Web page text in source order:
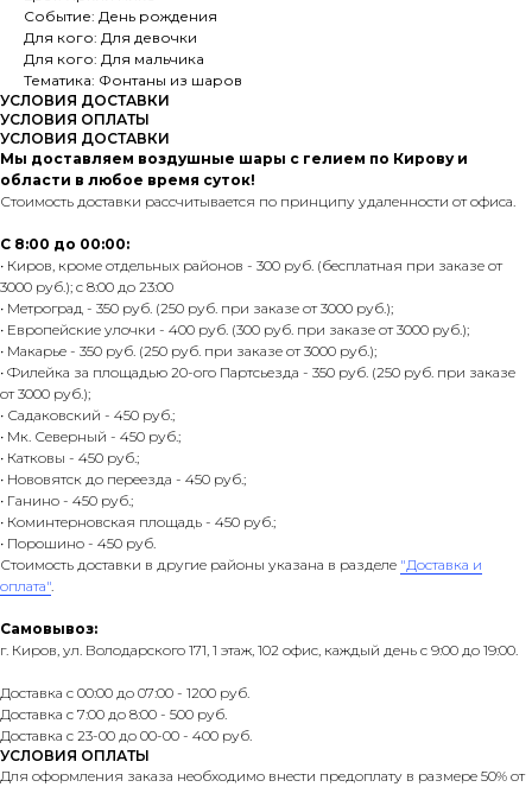
Событие: День рождения
Для кого: Для девочки
Для кого: Для мальчика
Тематика: Фонтаны из шаров
УСЛОВИЯ ДОСТАВКИ
УСЛОВИЯ ОПЛАТЫ
УСЛОВИЯ ДОСТАВКИ
Мы доставляем воздушные шары с гелием по Кирову и
области в любое время суток!
Стоимость доставки рассчитывается по принципу удаленности от офиса.
С 8:00 до 00:00:
• Киров, кроме отдельных районов - 300 руб. (бесплатная при заказе от
3000 руб.); с 8:00 до 23:00
• Метроград - 350 руб. (250 руб. при заказе от 3000 руб.);
• Европейские улочки - 400 руб. (300 руб. при заказе от 3000 руб.);
• Макарье - 350 руб. (250 руб. при заказе от 3000 руб.);
• Филейка за площадью 20-ого Партсьезда - 350 руб. (250 руб. при заказе
от 3000 руб.);
• Садаковский - 450 руб.;
• Мк. Северный - 450 руб.;
• Катковы - 450 руб.;
• Нововятск до переезда - 450 руб.;
• Ганино - 450 руб.;
• Коминтерновская площадь - 450 руб.;
• Порошино - 450 руб.
Стоимость доставки в другие районы указана в разделе "Доставка и
оплата".
Самовывоз:
г. Киров, ул. Володарского 171, 1 этаж, 102 офис, каждый день с 9:00 до 19:00.
Доставка с 00:00 до 07:00 - 1200 руб.
Доставка с 7:00 до 8:00 - 500 руб.
Доставка с 23-00 до 00-00 - 400 руб.
УСЛОВИЯ ОПЛАТЫ
Для оформления заказа необходимо внести предоплату в размере 50% от